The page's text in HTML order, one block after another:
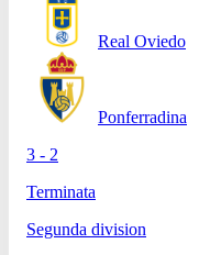
Real Oviedo
Ponferradina
3 - 2
Terminata
Segunda division